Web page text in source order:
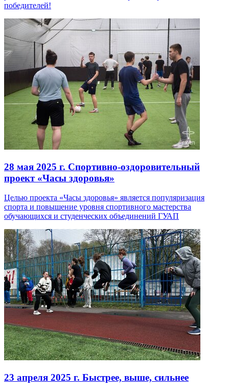
победителей!
28 мая 2025 г. Спортивно-оздоровительный
проект «Часы здоровья»
Целью проекта «Часы здоровья» является популяризация
спорта и повышение уровня спортивного мастерства
обучающихся и студенческих объединений ГУАП
23 апреля 2025 г. Быстрее, выше, сильнее